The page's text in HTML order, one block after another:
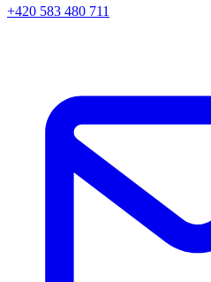
+420 583 480 711